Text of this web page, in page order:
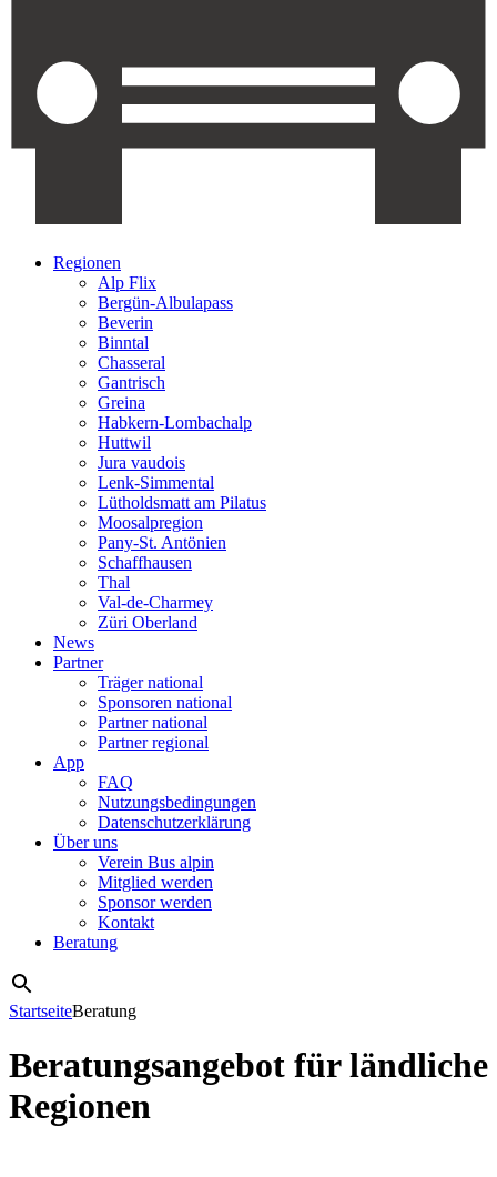
Regionen
Alp Flix
Bergün-Albulapass
Beverin
Binntal
Chasseral
Gantrisch
Greina
Habkern-Lombachalp
Huttwil
Jura vaudois
Lenk-Simmental
Lütholdsmatt am Pilatus
Moosalpregion
Pany-St. Antönien
Schaffhausen
Thal
Val-de-Charmey
Züri Oberland
News
Partner
Träger national
Sponsoren national
Partner national
Partner regional
App
FAQ
Nutzungsbedingungen
Datenschutzerklärung
Über uns
Verein Bus alpin
Mitglied werden
Sponsor werden
Kontakt
Beratung
StartseiteBeratung
Beratungsangebot für ländliche
Regionen